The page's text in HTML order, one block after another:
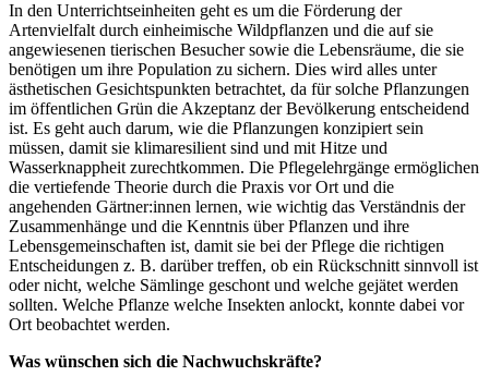
In den Unterrichtseinheiten geht es um die Förderung der
Artenvielfalt durch einheimische Wildpflanzen und die auf sie
angewiesenen tierischen Besucher sowie die Lebensräume, die sie
benötigen um ihre Population zu sichern. Dies wird alles unter
ästhetischen Gesichtspunkten betrachtet, da für solche Pflanzungen
im öffentlichen Grün die Akzeptanz der Bevölkerung entscheidend
ist. Es geht auch darum, wie die Pflanzungen konzipiert sein
müssen, damit sie klimaresilient sind und mit Hitze und
Wasserknappheit zurechtkommen. Die Pflegelehrgänge ermöglichen
die vertiefende Theorie durch die Praxis vor Ort und die
angehenden Gärtner:innen lernen, wie wichtig das Verständnis der
Zusammenhänge und die Kenntnis über Pflanzen und ihre
Lebensgemeinschaften ist, damit sie bei der Pflege die richtigen
Entscheidungen z. B. darüber treffen, ob ein Rückschnitt sinnvoll ist
oder nicht, welche Sämlinge geschont und welche gejätet werden
sollten. Welche Pflanze welche Insekten anlockt, konnte dabei vor
Ort beobachtet werden.
Was wünschen sich die Nachwuchskräfte?